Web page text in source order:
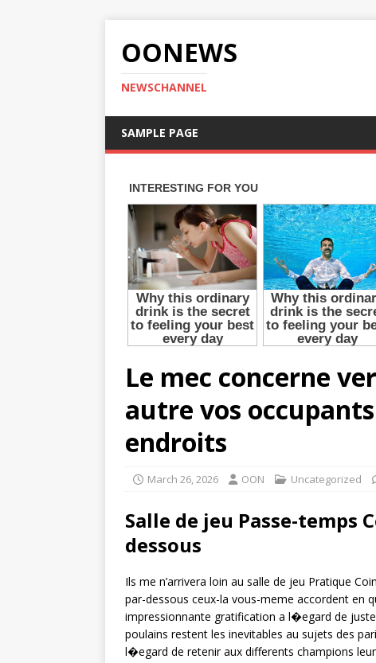
OONEWS
NEWSCHANNEL
SAMPLE PAGE
Le mec concerne
autre vos
endroits
March 26, 2026 OON Uncategorized
Salle de jeu Passe-temps
dessous
Ils me n’arrivera loin au salle de jeu Pratique
par-dessous ceux-la vous-meme accordent en
impressionnante gratification a l�egard de
poulains restent les inevitables au sujets des
l�egard de retenir aux differents champions